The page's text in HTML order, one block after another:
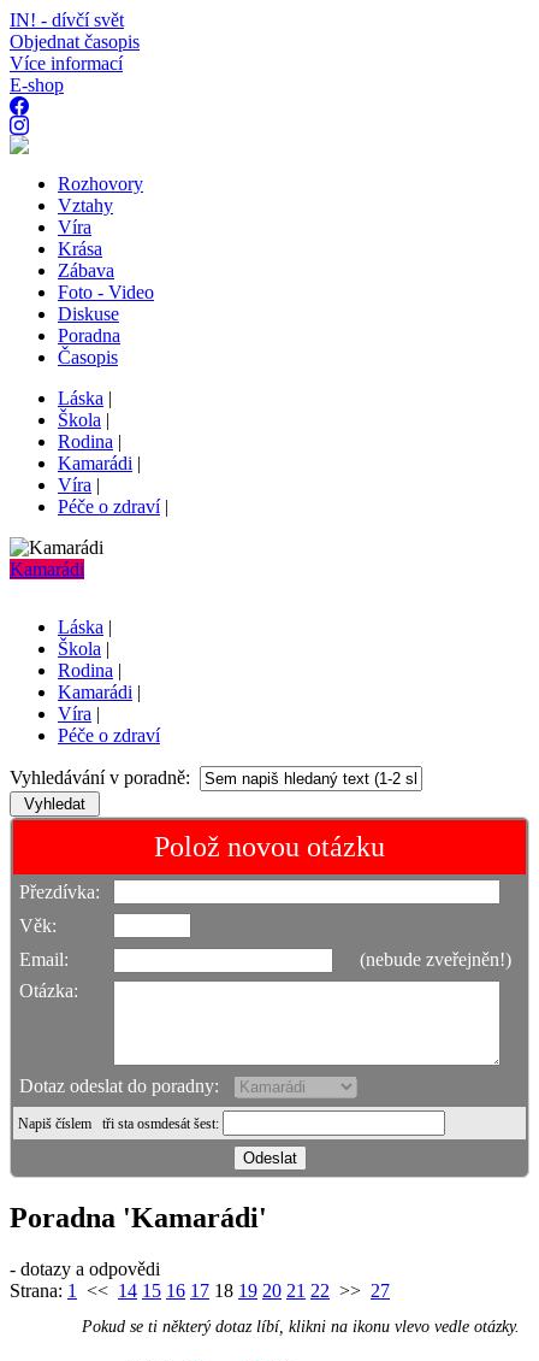
IN! - dívčí svět
Objednat časopis
Více informací
E-shop
Rozhovory
Vztahy
Víra
Krása
Zábava
Foto - Video
Diskuse
Poradna
Časopis
Láska |
Škola |
Rodina |
Kamarádi |
Víra |
Péče o zdraví|
Kamarádi
Láska |
Škola |
Rodina |
Kamarádi |
Víra |
Péče o zdraví
Vyhledávání v poradně:
Polož novou otázku
Přezdívka:
Věk:
Email:
(nebude zveřejněn!)
Otázka:
Dotaz odeslat do poradny:
Napiš číslem tři sta osmdesát šest:
Poradna 'Kamarádi'
- dotazy a odpovědi
Strana: 1 << 14 15 16 17 18 19 20 21 22 >> 27
Pokud se ti některý dotaz líbí, klikni na ikonu vlevo vedle otázky.